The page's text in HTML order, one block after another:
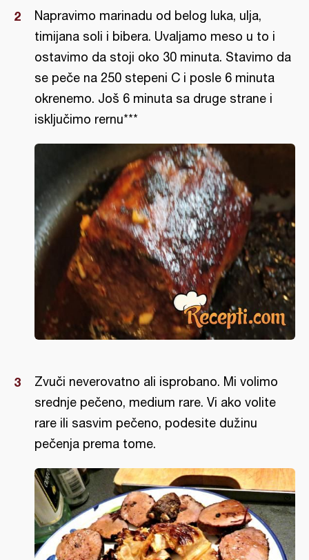
Napravimo marinadu od belog luka, ulja,
timijana soli i bibera. Uvaljamo meso u to i
ostavimo da stoji oko 30 minuta. Stavimo da
se peče na 250 stepeni C i posle 6 minuta
okrenemo. Još 6 minuta sa druge strane i
isključimo rernu***
Zvuči neverovatno ali isprobano. Mi volimo
srednje pečeno, medium rare. Vi ako volite
rare ili sasvim pečeno, podesite dužinu
pečenja prema tome.